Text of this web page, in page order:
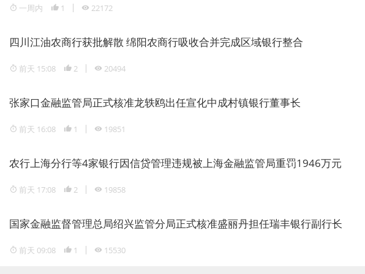
一周内 1 22172
四川江油农商行获批解散 绵阳农商行吸收合并完成区域银行整合
前天 15:08 2 20494
张家口金融监管局正式核准龙轶鸥出任宣化中成村镇银行董事长
前天 16:08 1 19851
农行上海分行等4家银行因信贷管理违规被上海金融监管局重罚1946万元
前天 17:08 2 19858
国家金融监督管理总局绍兴监管分局正式核准盛丽丹担任瑞丰银行副行长
前天 09:08 1 15530